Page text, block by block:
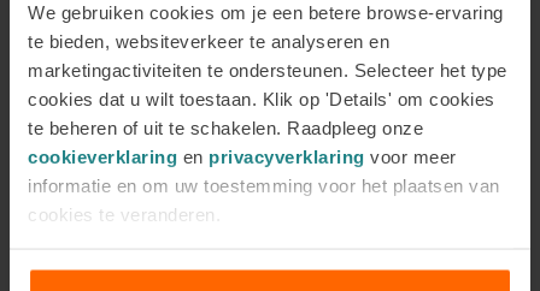
We gebruiken cookies om je een betere browse-ervaring
te bieden, websiteverkeer te analyseren en
marketingactiviteiten te ondersteunen. Selecteer het type
cookies dat u wilt toestaan. Klik op 'Details' om cookies
te beheren of uit te schakelen. Raadpleeg onze
cookieverklaring en privacyverklaring voor meer
informatie en om uw toestemming voor het plaatsen van
cookies te veranderen.
30 jaar Academie voor Coaching en
Counselling
20 mei 2026
Auteur: Marian Kok en Paulien Kok
Dit jaar…
Waarom kennis van psychische
klachten belangrijk is voor coaches